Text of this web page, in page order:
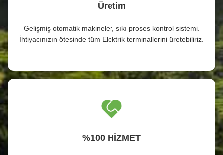
Üretim
Gelişmiş otomatik makineler, sıkı proses kontrol sistemi.
İhtiyacınızın ötesinde tüm Elektrik terminallerini üretebiliriz.
%100 HİZMET